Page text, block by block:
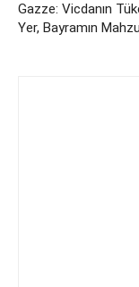
Gazze: Vicdanın
Yer, Bayramın